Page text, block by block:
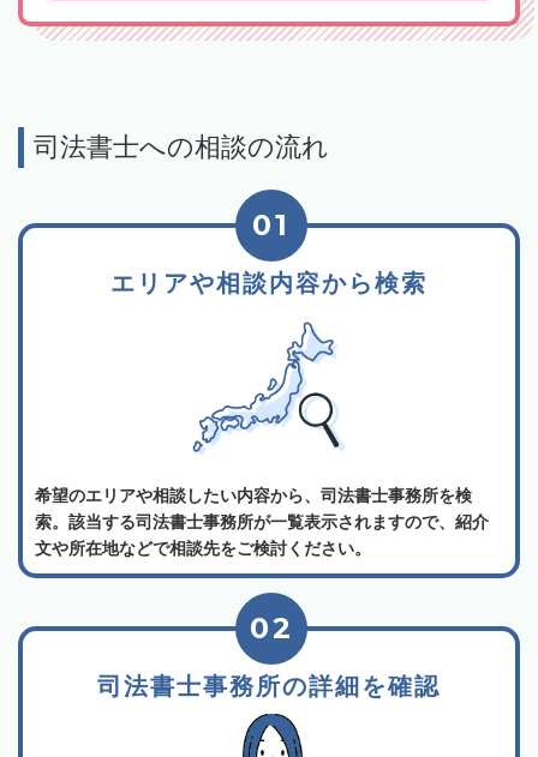
司法書士への相談の流れ
エリアや相談内容から検索
01
希望のエリアや相談したい内容から、司法書士事務所を検
索。該当する司法書士事務所が一覧表示されますので、紹介
文や所在地などで相談先をご検討ください。
司法書士事務所の詳細を確認
02